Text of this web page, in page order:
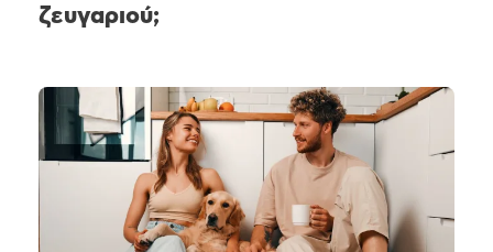
ζευγαριού;